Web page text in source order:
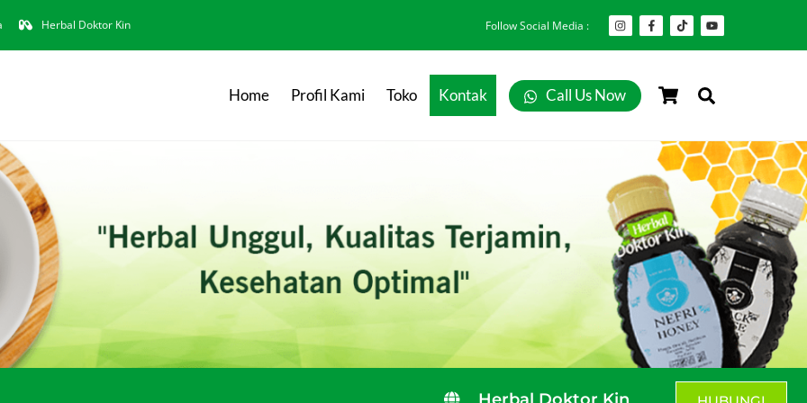
Herbal Doktor Kin Follow Social Media :
Cart
Home Profil Kami Toko Kontak Call Us Now